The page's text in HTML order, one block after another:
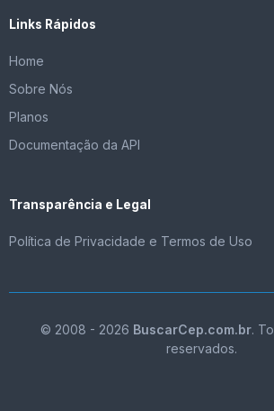
Links Rápidos
Home
Sobre Nós
Planos
Documentação da API
Transparência e Legal
Política de Privacidade e Termos de Uso
© 2008 - 2026 BuscarCep.com.br.
reservados.